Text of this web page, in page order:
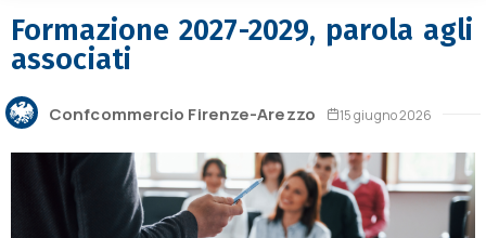
Formazione 2027-2029, parola agli
associati
Confcommercio Firenze-Arezzo 15 giugno 2026